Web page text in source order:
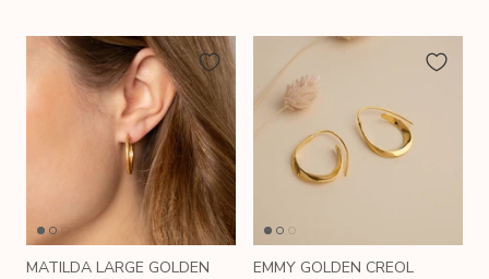
MATILDA LARGE GOLDEN
EMMY GOLDEN CREOL